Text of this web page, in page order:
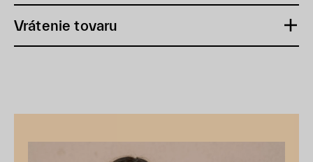
Vrátenie tovaru